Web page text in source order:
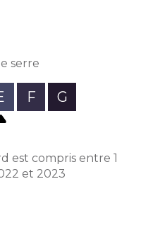
serre
F G
est compris entre 1
et 2023